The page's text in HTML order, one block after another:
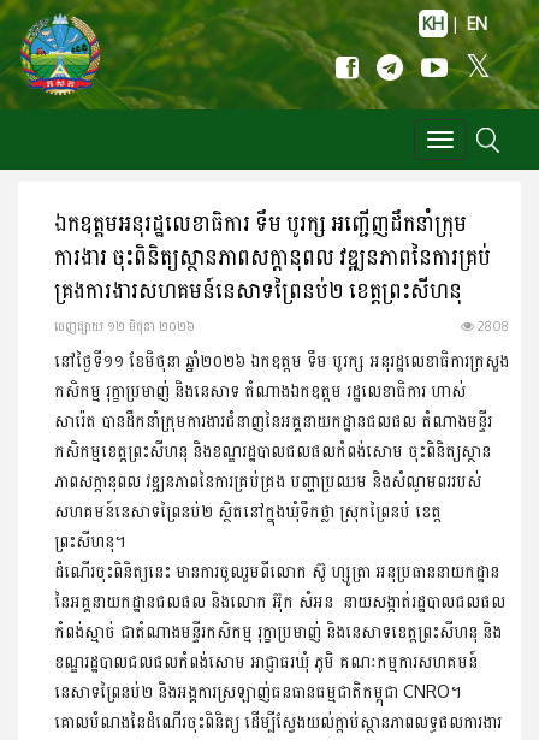
KH | EN
Toggle
navigation
ឯកឧត្តមអនុរដ្ឋលេខាធិការ ទឹម បូរក្ស អញ្ជើញដឹកនាំក្រុម
ការងារ ចុះពិនិត្យ​ស្ថានភាពសក្តានុពល វឌ្ឍនភាពនៃការគ្រប់
គ្រងការងារ​សហគមន៍នេសាទព្រៃនប់២ ខេត្តព្រះសីហនុ
ចេញ​ផ្សាយ​ ១២ មិថុនា ២០២៦ 2808
នៅថ្ងៃទី១១ ខែមិថុនា ឆ្នាំ២០២៦ ឯកឧត្តម ទឹម បូរក្ស អនុរដ្ឋលេខា​ធិកា​រក្រសួង
កសិកម្ម រុក្ខាប្រមាញ់ និងនេសាទ តំណាងឯកឧត្តម រដ្ឋលេខាធិការ ហាស់
សារ៉េត បានដឹកនាំក្រុមការងារជំនាញ​នៃអគ្គ​នាយកដ្ឋានជលផល តំណាងមន្ទីរ
កសិកម្មខេត្តព្រះសីហនុ និងខណ្ឌ​រដ្ឋបាលជលផលកំពង់សោម ចុះពិនិត្យស្ថាន
ភាពសក្តានុពល វឌ្ឍនភាព​​នៃ​ការគ្រប់គ្រង បញ្ហាប្រឈម និងសំណូមពររបស់​
សហគមន៍​នេសាទព្រៃនប់២ ស្ថិតនៅក្នុងឃុំទឹកថ្លា ស្រុកព្រៃនប់ ខេត្ត
ព្រះសីហនុ។
ដំណើរចុះពិនិត្យនេះ មានការចូលរួមពីលោក ស៊ូ ហ្សូត្រា អនុប្រធាន​នាយក​ដ្ឋាន
នៃអគ្គនាយកដ្ឋានជលផល និងលោក អ៊ុក សំអន នាយ​សង្កាត់​រដ្ឋបាលជលផល
កំពង់ស្មាច់ ជាតំណាងមន្ទីរកសិកម្ម រុក្ខា​ប្រមាញ់ និងនេសាទខេត្តព្រះសីហនុ និង
ខណ្ឌរដ្ឋបាល​ជលផល​កំពង់សោម អាជ្ញាធរឃុំ ភូមិ គណៈកម្មការសហគមន៍
នេសាទ​ព្រៃនប់២ និងអង្គការស្រឡាញ់ធនធានធម្មជាតិកម្ពុជា CNRO។
គោលបំណងនៃដំណើរចុះពិនិត្យ ដើម្បីស្វែងយល់ក្តាប់ស្ថានភាព​លទ្ធ​ផលការងារ